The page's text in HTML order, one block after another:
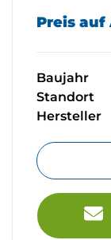
Preis auf
Baujahr
Standort
Hersteller